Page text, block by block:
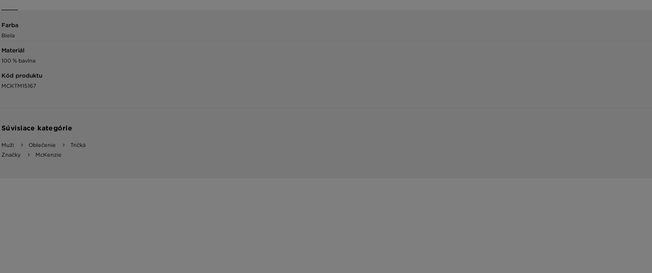
Farba
Biela
Materiál
100 % bavlna
Kód produktu
MCKTM15167
Súvisiace kategórie
Muži Oblečenie
Tričká
Značky
McKenzie